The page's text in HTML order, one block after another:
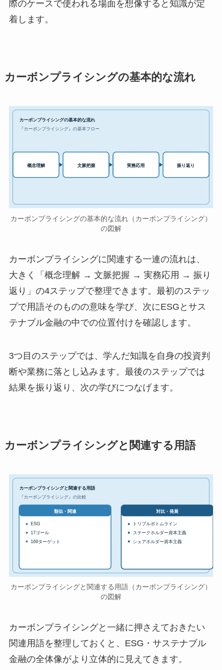
際のケースで使われる場面を想像すると知識が定
着します。
カーボンプライシングの基本的な流れ
カーボンプライシングの基本的な流れ
『カーボンプライシング』の基本フロー
概念理解 文脈把握 実務応用 振り返り
カーボンプライシングの基本的な流れ（カーボンプライシング）
の図解
カーボンプライシングに関連する一連の流れは、
大きく「概念理解 → 文脈把握 → 実務応用 → 振り
返り」の4ステップで整理できます。最初のステッ
プで用語そのものの意味を学び、次にESGとサス
テナブル金融の中での位置付けを確認します。
3つ目のステップでは、学んだ知識を自身の投資判
断や業務に落とし込みます。最後のステップでは
結果を振り返り、次の学びにつなげます。
カーボンプライシングと関連する用語
カーボンプライシングと関連する用語
『カーボンプライシング』の比較
類似・関連
ESG
17ゴール
169ターゲット
対比・発展
トリプルボトムライン
ステークホルダー資本主義
シェアホルダー資本主義
カーボンプライシングと関連する用語（カーボンプライシング）
の図解
カーボンプライシングと一緒に押さえておきたい
関連用語を整理しておくと、ESG・サステナブル
金融の全体像がより立体的に見えてきます。